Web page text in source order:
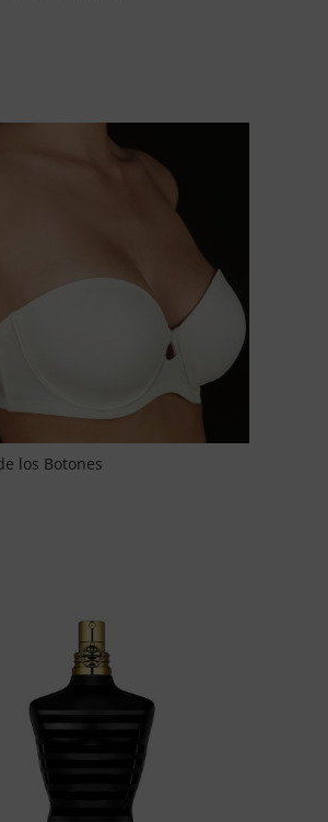
los Botones